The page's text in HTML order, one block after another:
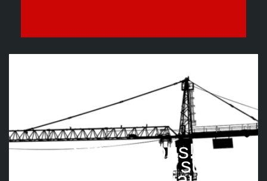
Suivez nous!
Retrouvez-nous sur les